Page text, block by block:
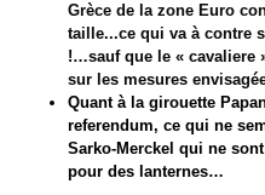
Grèce de la zone Euro
taille...ce qui va à contre
!…sauf que le « cavaliere
sur les mesures
Quant à la girouette
referendum, ce qui ne
Sarko-Merckel qui ne
pour des lanternes…